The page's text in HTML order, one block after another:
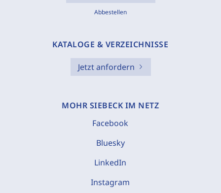
Abbestellen
KATALOGE & VERZEICHNISSE
Jetzt anfordern
MOHR SIEBECK IM NETZ
Facebook
Bluesky
LinkedIn
Instagram